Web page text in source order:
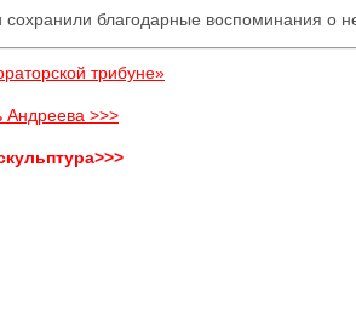
сохранили благодарные воспоминания о
трибуне»
Андреева >>>